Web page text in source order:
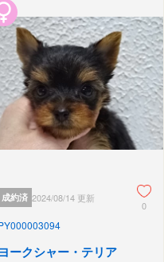
成約済 2024/08/14 更新
0
ヨークシャー・テリア